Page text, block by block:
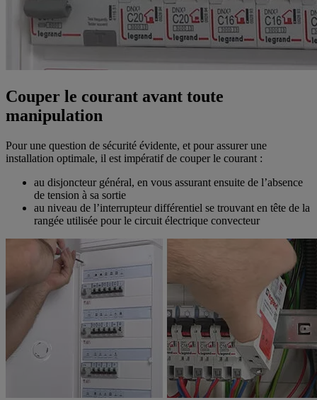
Couper le courant avant toute
manipulation
Pour une question de sécurité évidente, et pour assurer une
installation optimale, il est impératif de couper le courant :
au disjoncteur général, en vous assurant ensuite de l’absence
de tension à sa sortie
au niveau de l’interrupteur différentiel se trouvant en tête de la
rangée utilisée pour le circuit électrique convecteur